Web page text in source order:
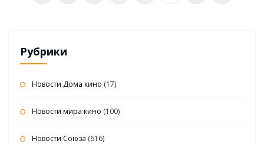
Рубрики
Новости Дома кино (17)
Новости мира кино (100)
Новости Союза (616)